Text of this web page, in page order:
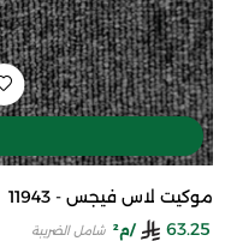
موكيت لاس فيجس - 11943
63.25
/م² شامل الضريبة